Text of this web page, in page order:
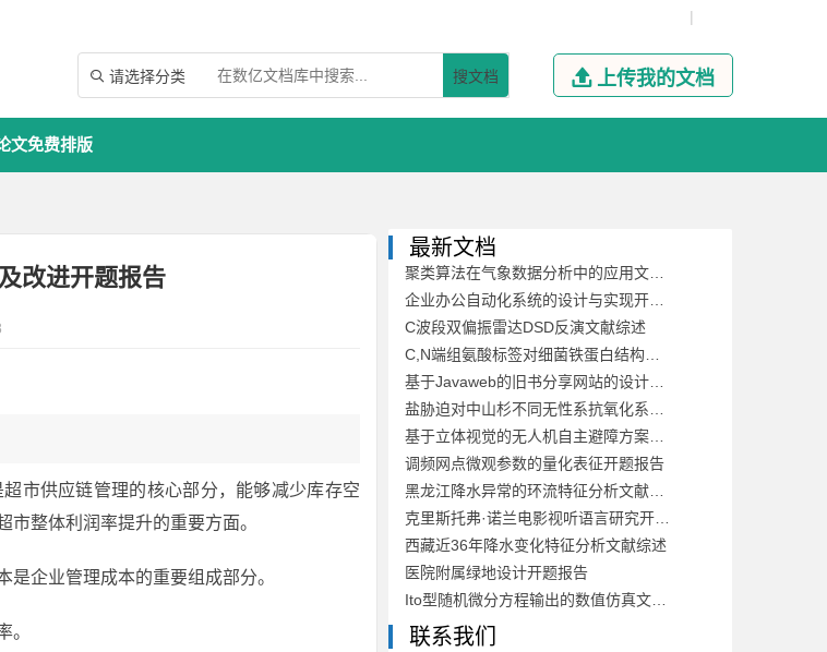
|
 请选择分类 搜文档  上传我的文档
文免费排版
改进开题报告
市供应链管理的核心部分，能够减少库存空
整体利润率提升的重要方面。
企业管理成本的重要组成部分。
。
最新文档
C波段双偏振雷达DSD反演文献综述
调频网点微观参数的量化表征开题报告
西藏近36年降水变化特征分析文献综述
医院附属绿地设计开题报告
联系我们